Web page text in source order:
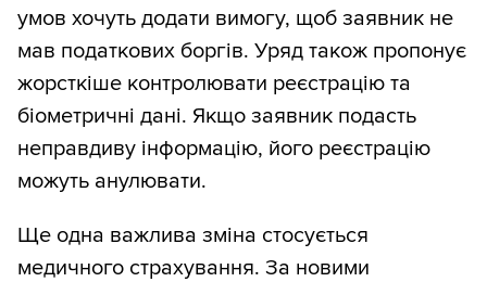
умов хочуть додати вимогу, щоб заявник не
мав податкових боргів. Уряд також пропонує
жорсткіше контролювати реєстрацію та
біометричні дані. Якщо заявник подасть
неправдиву інформацію, його реєстрацію
можуть анулювати.
Ще одна важлива зміна стосується
медичного страхування. За новими